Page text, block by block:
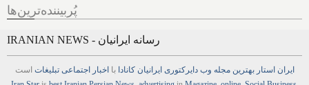
پُربیننده‌ترین‌ها
IRANIAN NEWS - رسانه ایرانیان
ایران استار بهترین مجله وب دایرکتوری ایرانیان کانادا با اخبار اجتماعی تبلیغات است